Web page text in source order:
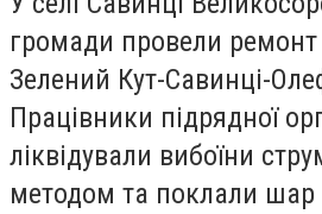
громади провели ремонт
Зелений Кут-Савинці-
Працівники підрядної
ліквідували вибоїни
методом та поклали шар